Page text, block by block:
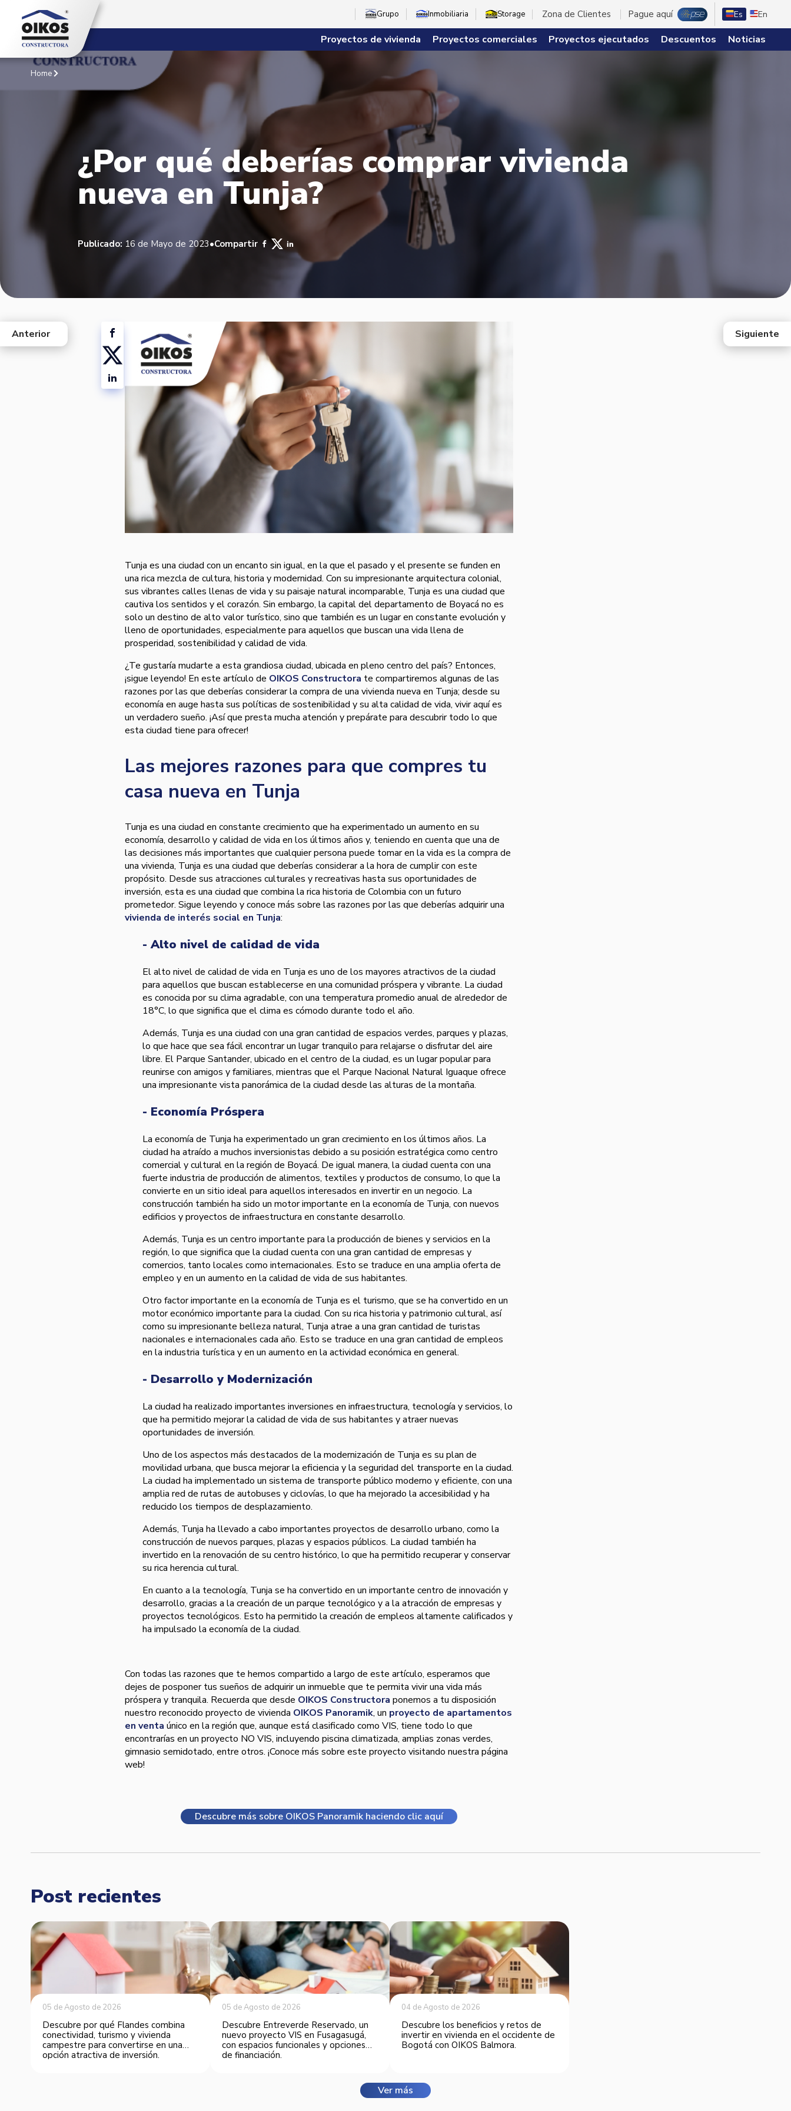
Grupo Inmobiliaria Storage Zona de Clientes Pague aquí Es En
Proyectos de vivienda Proyectos comerciales Proyectos ejecutados Descuentos Noticias
Home
¿Por qué deberías comprar vivienda
nueva en Tunja?
Publicado: 16 de Mayo de 2023•Compartir
Tunja es una ciudad con un encanto sin igual, en la que el pasado y el presente se funden en
una rica mezcla de cultura, historia y modernidad. Con su impresionante arquitectura colonial,
sus vibrantes calles llenas de vida y su paisaje natural incomparable, Tunja es una ciudad que
cautiva los sentidos y el corazón. Sin embargo, la capital del departamento de Boyacá no es
solo un destino de alto valor turístico, sino que también es un lugar en constante evolución y
lleno de oportunidades, especialmente para aquellos que buscan una vida llena de
prosperidad, sostenibilidad y calidad de vida.
¿Te gustaría mudarte a esta grandiosa ciudad, ubicada en pleno centro del país? Entonces,
¡sigue leyendo! En este artículo de OIKOS Constructora te compartiremos algunas de las
razones por las que deberías considerar la compra de una vivienda nueva en Tunja; desde su
economía en auge hasta sus políticas de sostenibilidad y su alta calidad de vida, vivir aquí es
un verdadero sueño. ¡Así que presta mucha atención y prepárate para descubrir todo lo que
esta ciudad tiene para ofrecer!
Las mejores razones para que compres tu
casa nueva en Tunja
Tunja es una ciudad en constante crecimiento que ha experimentado un aumento en su
economía, desarrollo y calidad de vida en los últimos años y, teniendo en cuenta que una de
las decisiones más importantes que cualquier persona puede tomar en la vida es la compra de
una vivienda, Tunja es una ciudad que deberías considerar a la hora de cumplir con este
propósito. Desde sus atracciones culturales y recreativas hasta sus oportunidades de
inversión, esta es una ciudad que combina la rica historia de Colombia con un futuro
prometedor. Sigue leyendo y conoce más sobre las razones por las que deberías adquirir una
vivienda de interés social en Tunja:
- Alto nivel de calidad de vida
El alto nivel de calidad de vida en Tunja es uno de los mayores atractivos de la ciudad
para aquellos que buscan establecerse en una comunidad próspera y vibrante. La ciudad
es conocida por su clima agradable, con una temperatura promedio anual de alrededor de
18°C, lo que significa que el clima es cómodo durante todo el año.
Además, Tunja es una ciudad con una gran cantidad de espacios verdes, parques y plazas,
lo que hace que sea fácil encontrar un lugar tranquilo para relajarse o disfrutar del aire
libre. El Parque Santander, ubicado en el centro de la ciudad, es un lugar popular para
reunirse con amigos y familiares, mientras que el Parque Nacional Natural Iguaque ofrece
una impresionante vista panorámica de la ciudad desde las alturas de la montaña.
- Economía Próspera
La economía de Tunja ha experimentado un gran crecimiento en los últimos años. La
ciudad ha atraído a muchos inversionistas debido a su posición estratégica como centro
comercial y cultural en la región de Boyacá. De igual manera, la ciudad cuenta con una
fuerte industria de producción de alimentos, textiles y productos de consumo, lo que la
convierte en un sitio ideal para aquellos interesados en invertir en un negocio. La
construcción también ha sido un motor importante en la economía de Tunja, con nuevos
edificios y proyectos de infraestructura en constante desarrollo.
Además, Tunja es un centro importante para la producción de bienes y servicios en la
región, lo que significa que la ciudad cuenta con una gran cantidad de empresas y
comercios, tanto locales como internacionales. Esto se traduce en una amplia oferta de
empleo y en un aumento en la calidad de vida de sus habitantes.
Otro factor importante en la economía de Tunja es el turismo, que se ha convertido en un
motor económico importante para la ciudad. Con su rica historia y patrimonio cultural, así
como su impresionante belleza natural, Tunja atrae a una gran cantidad de turistas
nacionales e internacionales cada año. Esto se traduce en una gran cantidad de empleos
en la industria turística y en un aumento en la actividad económica en general.
- Desarrollo y Modernización
La ciudad ha realizado importantes inversiones en infraestructura, tecnología y servicios, lo
que ha permitido mejorar la calidad de vida de sus habitantes y atraer nuevas
oportunidades de inversión.
Uno de los aspectos más destacados de la modernización de Tunja es su plan de
movilidad urbana, que busca mejorar la eficiencia y la seguridad del transporte en la ciudad.
La ciudad ha implementado un sistema de transporte público moderno y eficiente, con una
amplia red de rutas de autobuses y ciclovías, lo que ha mejorado la accesibilidad y ha
reducido los tiempos de desplazamiento.
Además, Tunja ha llevado a cabo importantes proyectos de desarrollo urbano, como la
construcción de nuevos parques, plazas y espacios públicos. La ciudad también ha
invertido en la renovación de su centro histórico, lo que ha permitido recuperar y conservar
su rica herencia cultural.
En cuanto a la tecnología, Tunja se ha convertido en un importante centro de innovación y
desarrollo, gracias a la creación de un parque tecnológico y a la atracción de empresas y
proyectos tecnológicos. Esto ha permitido la creación de empleos altamente calificados y
ha impulsado la economía de la ciudad.
Con todas las razones que te hemos compartido a largo de este artículo, esperamos que
dejes de posponer tus sueños de adquirir un inmueble que te permita vivir una vida más
próspera y tranquila. Recuerda que desde OIKOS Constructora ponemos a tu disposición
nuestro reconocido proyecto de vivienda OIKOS Panoramik, un proyecto de apartamentos
en venta único en la región que, aunque está clasificado como VIS, tiene todo lo que
encontrarías en un proyecto NO VIS, incluyendo piscina climatizada, amplias zonas verdes,
gimnasio semidotado, entre otros. ¡Conoce más sobre este proyecto visitando nuestra página
web!
Descubre más sobre OIKOS Panoramik haciendo clic aquí
west
Anterior Siguiente
Post recientes
05 de Agosto de 2026
Descubre por qué Flandes combina
conectividad, turismo y vivienda
campestre para convertirse en una
opción atractiva de inversión.
05 de Agosto de 2026
Descubre Entreverde Reservado, un
nuevo proyecto VIS en Fusagasugá,
con espacios funcionales y opciones
de financiación.
04 de Agosto de 2026
Descubre los beneficios y retos de
invertir en vivienda en el occidente de
Bogotá con OIKOS Balmora.
Ver más